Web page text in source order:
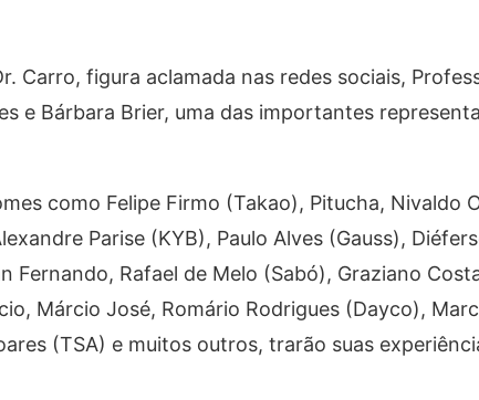
Carro, figura aclamada nas redes sociais,
e Bárbara Brier, uma das importantes
como Felipe Firmo (Takao), Pitucha, Nivaldo
Parise (KYB), Paulo Alves (Gauss),
Fernando, Rafael de Melo (Sabó), Graziano
Márcio José, Romário Rodrigues (Dayco),
(TSA) e muitos outros, trarão suas